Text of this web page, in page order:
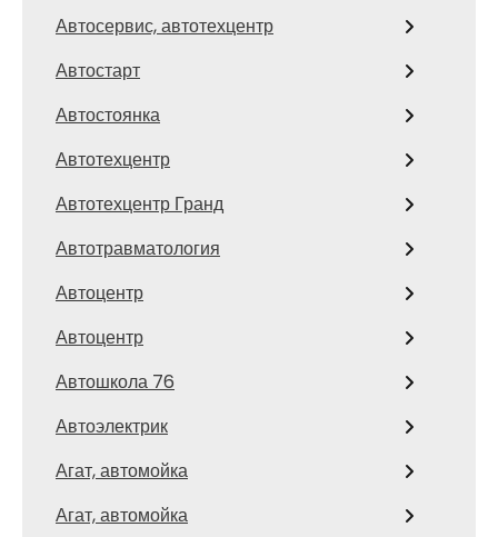
Автосервис, автотехцентр
Автостарт
Автостоянка
Автотехцентр
Автотехцентр Гранд
Автотравматология
Автоцентр
Автоцентр
Автошкола 76
Автоэлектрик
Агат, автомойка
Агат, автомойка